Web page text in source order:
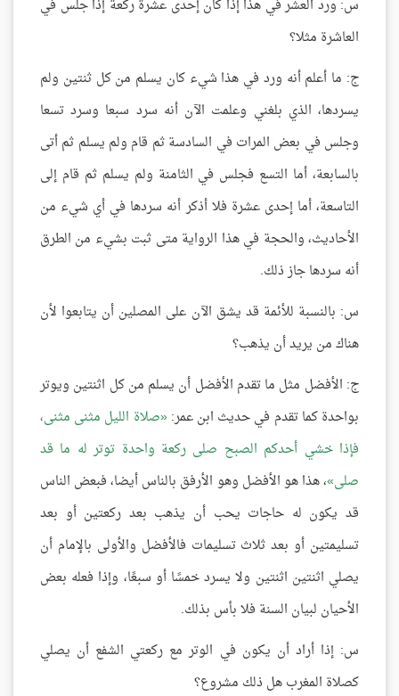
س: ورد العشر في هذا إذا كان إحدى عشرة ركعة إذا جلس في
العاشرة مثلا؟
ج: ما أعلم أنه ورد في هذا شيء كان يسلم من كل ثنتين ولم
يسردها، الذي بلغني وعلمت الآن أنه سرد سبعا وسرد تسعا
وجلس في بعض المرات في السادسة ثم قام ولم يسلم ثم أتى
بالسابعة، أما التسع فجلس في الثامنة ولم يسلم ثم قام إلى
التاسعة، أما إحدى عشرة فلا أذكر أنه سردها في أي شيء من
الأحاديث، والحجة في هذا الرواية متى ثبت بشيء من الطرق
أنه سردها جاز ذلك.
س: بالنسبة للأئمة قد يشق الآن على المصلين أن يتابعوا لأن
هناك من يريد أن يذهب؟
ج: الأفضل مثل ما تقدم الأفضل أن يسلم من كل اثنتين ويوتر
بواحدة كما تقدم في حديث ابن عمر: صلاة الليل مثنى مثنى،
فإذا خشي أحدكم الصبح صلى ركعة واحدة توتر له ما قد
صلى ، هذا هو الأفضل وهو الأرفق بالناس أيضا، فبعض الناس
قد يكون له حاجات يحب أن يذهب بعد ركعتين أو بعد
تسليمتين أو بعد ثلاث تسليمات فالأفضل والأولى بالإمام أن
يصلي اثنتين اثنتين ولا يسرد خمسًا أو سبعًا، وإذا فعله بعض
الأحيان لبيان السنة فلا بأس بذلك.
س: إذا أراد أن يكون في الوتر مع ركعتي الشفع أن يصلي
كصلاة المغرب هل ذلك مشروع؟